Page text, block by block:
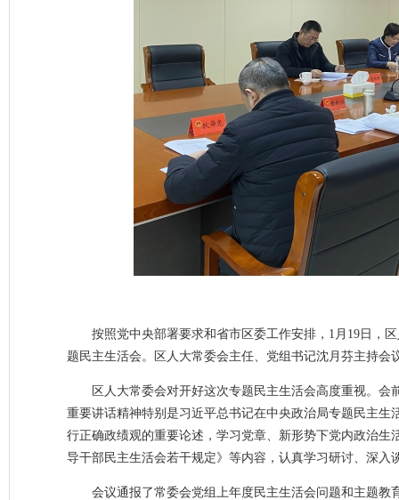
按照党中央部署要求和省市区委工作安排，1月19日，
题民主生活会。区人大常委会主任、党组书记沈月芬主持
区人大常委会对开好这次专题民主生活会高度重视。
重要讲话精神特别是习近平总书记在中央政治局专题民主
行正确政绩观的重要论述，学习党章、新形势下党内政治
导干部民主生活会若干规定》等内容，认真学习研讨、深
会议通报了常委会党组上年度民主生活会问题和主题